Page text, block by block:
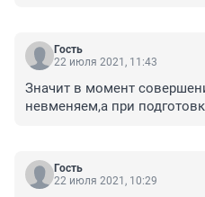
Гость
22 июля 2021, 11:43
Значит в момент
невменяем,а при
Гость
22 июля 2021, 10:29